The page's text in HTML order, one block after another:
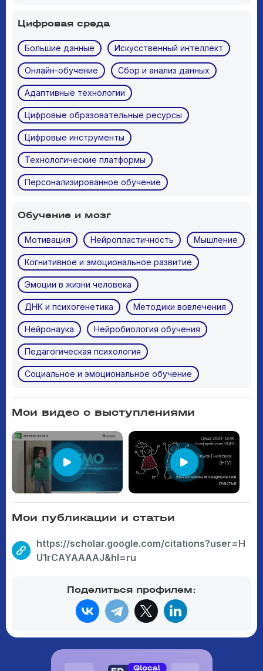
Цифровая среда
Большие данные Искусственный интеллект
Онлайн-обучение Сбор и анализ данных
Адаптивные технологии
Цифровые образовательные ресурсы
Цифровые инструменты
Технологические платформы
Персонализированное обучение
Обучение и мозг
Мотивация Нейропластичность Мышление
Когнитивное и эмоциональное развитие
Эмоции в жизни человека
ДНК и психогенетика Методики вовлечения
Нейронаука Нейробиология обучения
Педагогическая психология
Социальное и эмоциональное обучение
Мои видео с выступлениями
Мои публикации и статьи
https://scholar.google.com/citations?user=H
U1rCAYAAAAJ&hl=ru
Поделиться профилем: